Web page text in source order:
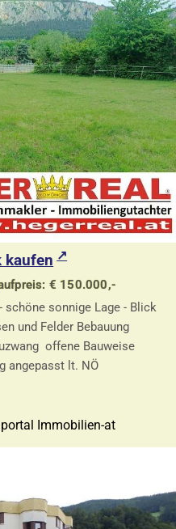
kaufen
€ 150.000,-
schöne sonnige Lage - Blick
und Felder Bebauung
offene Bauweise
angepasst lt. NÖ
Immobilien-at